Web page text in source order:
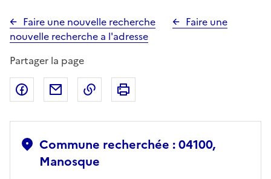
Faire une nouvelle recherche
Faire une
nouvelle recherche a l'adresse
Partager la page
Partager sur Facebook
Partager par emailCopier dans le presse-papier
Commune recherchée : 04100,
Manosque